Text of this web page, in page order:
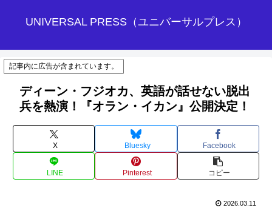
UNIVERSAL PRESS（ユニバーサルプレス）
記事内に広告が含まれています。
ディーン・フジオカ、英語が話せない脱出
兵を熱演！『オラン・イカン』公開決定！
X Bluesky Facebook
LINE Pinterest コピー
2026.03.11